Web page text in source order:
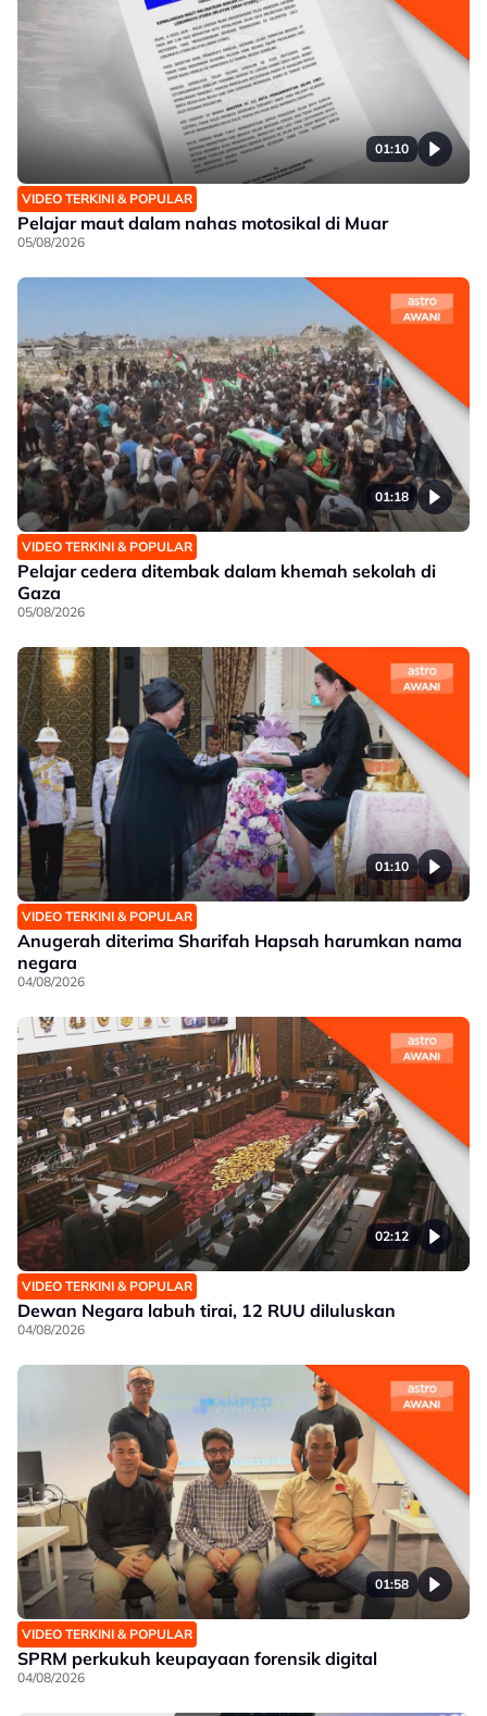
01:10
VIDEO TERKINI & POPULAR
Pelajar maut dalam nahas motosikal di Muar
05/08/2026
01:18
VIDEO TERKINI & POPULAR
Pelajar cedera ditembak dalam khemah sekolah di
Gaza
05/08/2026
01:10
VIDEO TERKINI & POPULAR
Anugerah diterima Sharifah Hapsah harumkan nama
negara
04/08/2026
02:12
VIDEO TERKINI & POPULAR
Dewan Negara labuh tirai, 12 RUU diluluskan
04/08/2026
01:58
VIDEO TERKINI & POPULAR
SPRM perkukuh keupayaan forensik digital
04/08/2026